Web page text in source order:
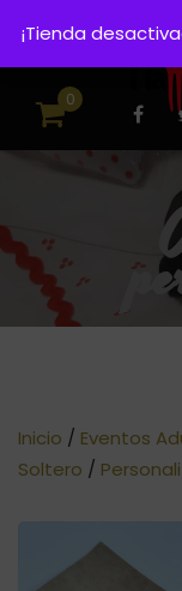
0
Inicio / Eventos
Soltero /
¡Tienda